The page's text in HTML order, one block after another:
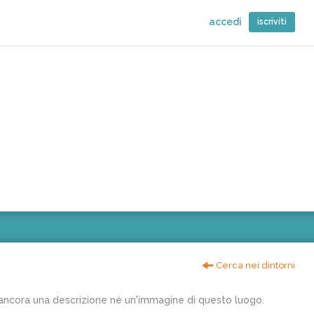
accedi iscriviti
Cerca nei dintorni
una descrizione né un'immagine di questo luogo.